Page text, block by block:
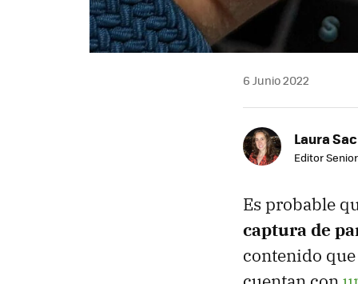
6 Junio 2022
Laura
Editor Senior
Es probable
captura de
contenido